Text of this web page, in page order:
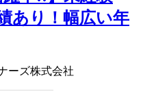
あり！幅広い年
ーズ株式会社